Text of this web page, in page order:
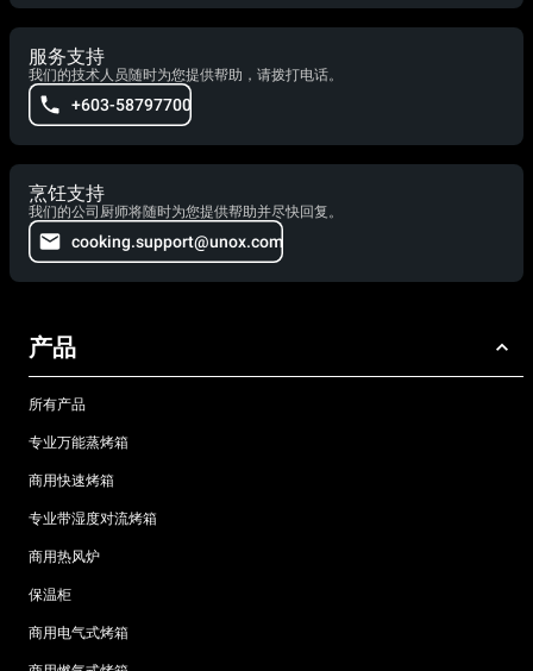
服务支持
我们的技术人员随时为您提供帮助，请拨打电话。
+603-58797700
烹饪支持
我们的公司厨师将随时为您提供帮助并尽快回复。
cooking.support@unox.com
产品
所有产品
专业万能蒸烤箱
商用快速烤箱
专业带湿度对流烤箱
商用热风炉
保温柜
商用电气式烤箱